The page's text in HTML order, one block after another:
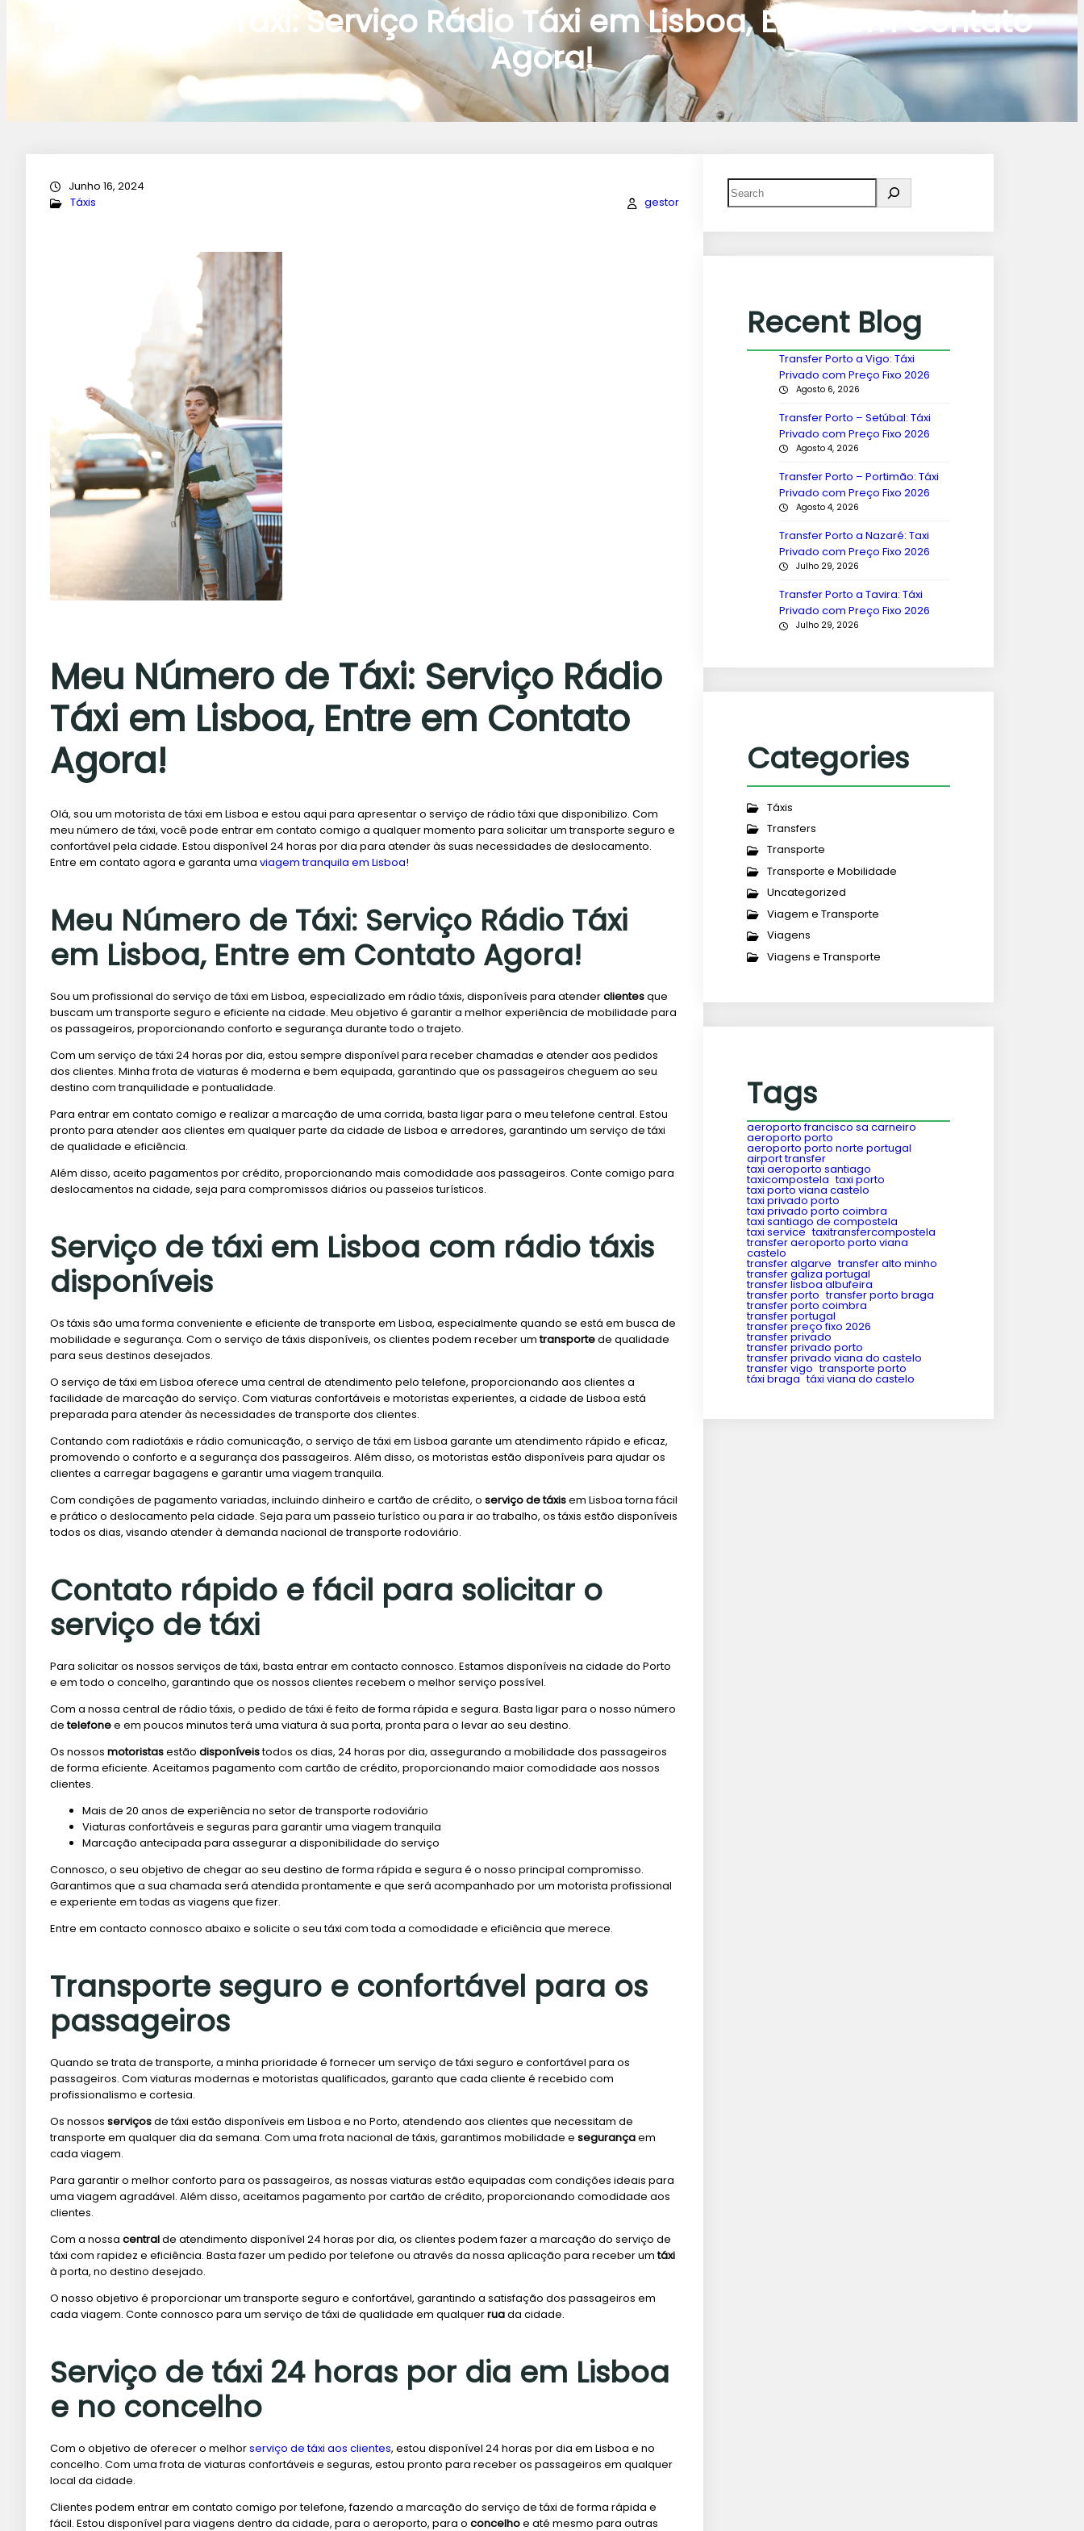
Número de Táxi: Serviço Rádio Táxi em Lisboa, Entre em Contato
Agora!
Junho 16, 2024
Táxis
gestor
Meu Número de Táxi: Serviço Rádio
Táxi em Lisboa, Entre em Contato
Agora!
Olá, sou um motorista de táxi em Lisboa e estou aqui para apresentar o serviço de rádio táxi que disponibilizo. Com
meu número de táxi, você pode entrar em contato comigo a qualquer momento para solicitar um transporte seguro e
confortável pela cidade. Estou disponível 24 horas por dia para atender às suas necessidades de deslocamento.
Entre em contato agora e garanta uma viagem tranquila em Lisboa!
Meu Número de Táxi: Serviço Rádio Táxi
em Lisboa, Entre em Contato Agora!
Sou um profissional do serviço de táxi em Lisboa, especializado em rádio táxis, disponíveis para atenderclientesque
buscam um transporte seguro e eficiente na cidade. Meu objetivo é garantir a melhor experiência de mobilidade para
os passageiros, proporcionando conforto e segurança durante todo o trajeto.
Com um serviço de táxi 24 horas por dia, estou sempre disponível para receber chamadas e atender aos pedidos
dos clientes. Minha frota de viaturas é moderna e bem equipada, garantindo que os passageiros cheguem ao seu
destino com tranquilidade e pontualidade.
Para entrar em contato comigo e realizar a marcação de uma corrida, basta ligar para o meu telefone central. Estou
pronto para atender aos clientes em qualquer parte da cidade de Lisboa e arredores, garantindo um serviço de táxi
de qualidade e eficiência.
Além disso, aceito pagamentos por crédito, proporcionando mais comodidade aos passageiros. Conte comigo para
deslocamentos na cidade, seja para compromissos diários ou passeios turísticos.
Serviço de táxi em Lisboa com rádio táxis
disponíveis
Os táxis são uma forma conveniente e eficiente de transporte em Lisboa, especialmente quando se está em busca de
mobilidade e segurança. Com o serviço de táxis disponíveis, os clientes podem receber umtransportede qualidade
para seus destinos desejados.
O serviço de táxi em Lisboa oferece uma central de atendimento pelo telefone, proporcionando aos clientes a
facilidade de marcação do serviço. Com viaturas confortáveis e motoristas experientes, a cidade de Lisboa está
preparada para atender às necessidades de transporte dos clientes.
Contando com radiotáxis e rádio comunicação, o serviço de táxi em Lisboa garante um atendimento rápido e eficaz,
promovendo o conforto e a segurança dos passageiros. Além disso, os motoristas estão disponíveis para ajudar os
clientes a carregar bagagens e garantir uma viagem tranquila.
Com condições de pagamento variadas, incluindo dinheiro e cartão de crédito, o serviço de táxisem Lisboa torna fácil
e prático o deslocamento pela cidade. Seja para um passeio turístico ou para ir ao trabalho, os táxis estão disponíveis
todos os dias, visando atender à demanda nacional de transporte rodoviário.
Contato rápido e fácil para solicitar o
serviço de táxi
Para solicitar os nossos serviços de táxi, basta entrar em contacto connosco. Estamos disponíveis na cidade do Porto
e em todo o concelho, garantindo que os nossos clientes recebem o melhor serviço possível.
Com a nossa central de rádio táxis, o pedido de táxi é feito de forma rápida e segura. Basta ligar para o nosso número
detelefonee em poucos minutos terá uma viatura à sua porta, pronta para o levar ao seu destino.
Os nossos motoristasestão disponíveistodos os dias, 24 horas por dia, assegurando a mobilidade dos passageiros
de forma eficiente. Aceitamos pagamento com cartão de crédito, proporcionando maior comodidade aos nossos
clientes.
Mais de 20 anos de experiência no setor de transporte rodoviário
Viaturas confortáveis e seguras para garantir uma viagem tranquila
Marcação antecipada para assegurar a disponibilidade do serviço
Connosco, o seu objetivo de chegar ao seu destino de forma rápida e segura é o nosso principal compromisso.
Garantimos que a sua chamada será atendida prontamente e que será acompanhado por um motorista profissional
e experiente em todas as viagens que fizer.
Entre em contacto connosco abaixo e solicite o seu táxi com toda a comodidade e eficiência que merece.
Transporte seguro e confortável para os
passageiros
Quando se trata de transporte, a minha prioridade é fornecer um serviço de táxi seguro e confortável para os
passageiros. Com viaturas modernas e motoristas qualificados, garanto que cada cliente é recebido com
profissionalismo e cortesia.
Os nossos serviçosde táxi estão disponíveis em Lisboa e no Porto, atendendo aos clientes que necessitam de
transporte em qualquer dia da semana. Com uma frota nacional de táxis, garantimos mobilidade e segurançaem
cada viagem.
Para garantir o melhor conforto para os passageiros, as nossas viaturas estão equipadas com condições ideais para
uma viagem agradável. Além disso, aceitamos pagamento por cartão de crédito, proporcionando comodidade aos
clientes.
Com a nossa centralde atendimento disponível 24 horas por dia, os clientes podem fazer a marcação do serviço de
táxi com rapidez e eficiência. Basta fazer um pedido por telefone ou através da nossa aplicação para receber umtáxi
à porta, no destino desejado.
O nosso objetivo é proporcionar um transporte seguro e confortável, garantindo a satisfação dos passageiros em
cada viagem. Conte connosco para um serviço de táxi de qualidade em qualquerruada cidade.
Serviço de táxi 24 horas por dia em Lisboa
e no concelho
Com o objetivo de oferecer o melhorserviço de táxi aos clientes, estou disponível 24 horas por dia em Lisboa e no
concelho. Com uma frota de viaturas confortáveis e seguras, estou pronto para receber os passageiros em qualquer
local da cidade.
Clientes podem entrar em contato comigo por telefone, fazendo a marcação do serviço de táxi de forma rápida e
fácil. Estou disponível para viagens dentro da cidade, para o aeroporto, para o concelhoe até mesmo para outras
Recent Blog
Transfer Porto a Vigo: Táxi
Privado com Preço Fixo 2026
Agosto 6, 2026
Transfer Porto – Setúbal: Táxi
Privado com Preço Fixo 2026
Agosto 4, 2026
Transfer Porto – Portimão: Táxi
Privado com Preço Fixo 2026
Agosto 4, 2026
Transfer Porto a Nazaré: Taxi
Privado com Preço Fixo 2026
Julho 29, 2026
Transfer Porto a Tavira: Táxi
Privado com Preço Fixo 2026
Julho 29, 2026
Categories
Táxis
Transfers
Transporte
Transporte e Mobilidade
Uncategorized
Viagem e Transporte
Viagens
Viagens e Transporte
Tags
aeroporto francisco sa carneiro
aeroporto porto
aeroporto porto norte portugal
airport transfer
taxi aeroporto santiago
taxicompostela taxi porto
taxi porto viana castelo
taxi privado porto
taxi privado porto coimbra
taxi santiago de compostela
taxi service taxitransfercompostela
transfer aeroporto porto viana
castelo
transfer algarve transfer alto minho
transfer galiza portugal
transfer lisboa albufeira
transfer porto transfer porto braga
transfer porto coimbra
transfer portugal
transfer preço fixo 2026
transfer privado
transfer privado porto
transfer privado viana do castelo
transfer vigo transporte porto
táxi braga táxi viana do castelo